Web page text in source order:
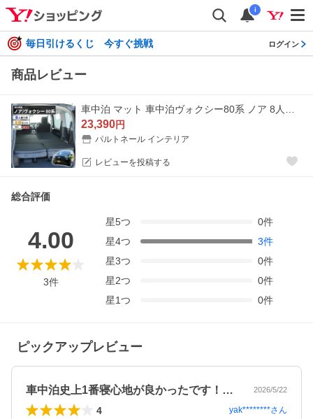
i
毎日引けるくじ 今すぐ挑戦 ログイン
商品レビュー
23,390円
パルトネール インテリア
レビューを投稿する
総合評価
4.00
3件
星5つ 0件
星4つ 3件
星3つ 0件
星2つ 0件
星1つ 0件
ピックアップレビュー
車中泊史上1番寝心地が良かったです！ウ… 2026/5/22
4 yak********さん